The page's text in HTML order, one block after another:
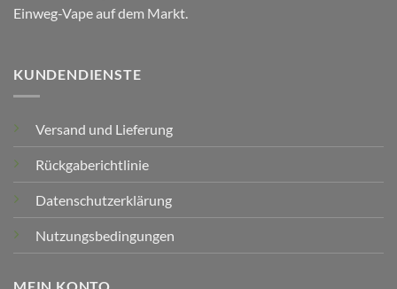
Einweg-Vape auf dem Markt.
KUNDENDIENSTE
Versand und Lieferung
Rückgaberichtlinie
Datenschutzerklärung
Nutzungsbedingungen